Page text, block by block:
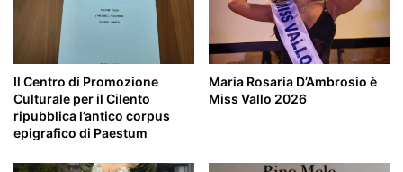
Il Centro di Promozione
Culturale per il Cilento
ripubblica l’antico corpus
epigrafico di Paestum
Maria Rosaria D’Ambrosio è
Miss Vallo 2026